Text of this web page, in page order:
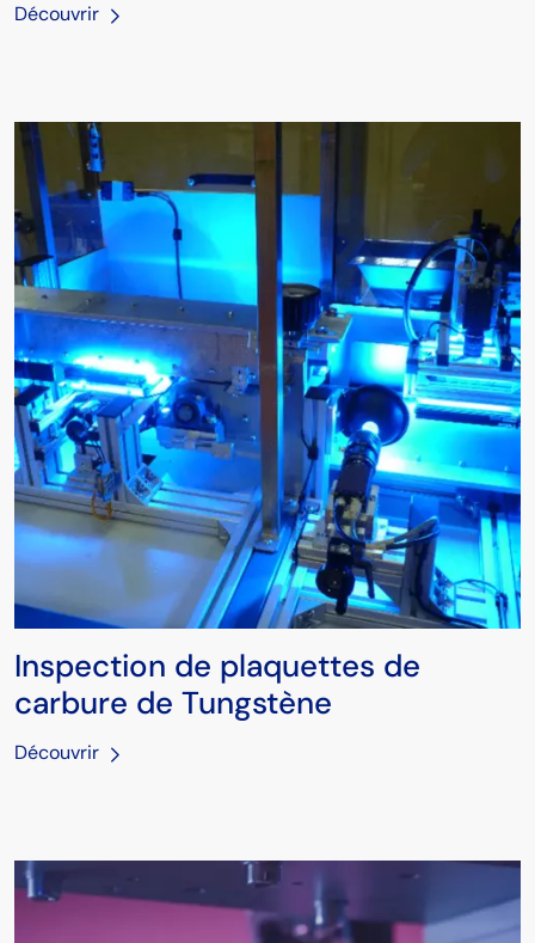
Découvrir
Inspection de plaquettes de
carbure de Tungstène
Découvrir